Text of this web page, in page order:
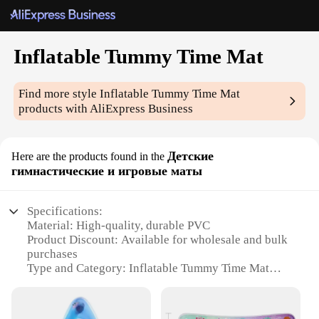
Inflatable Tummy Time Mat
Find more styleInflatable Tummy Time Mat
products with AliExpress Business
Here are the products found in the Детские
гимнастические и игровые маты
Specifications:
Material: High-quality, durable PVC
Product Discount: Available for wholesale and bulk
purchases
Type and Category: Inflatable Tummy Time Mat
Usage and Purpose: Promotes developmental
milestones for infants